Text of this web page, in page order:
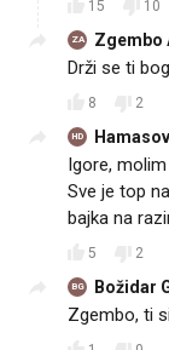
15 10
ZA Zgembo
Drži se ti
8 2
HD
Igore,
Sve je top
bajka na
5 2
BG Božidar
Zgembo, ti